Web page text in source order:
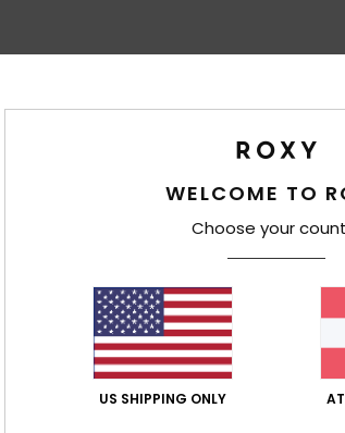
WELCOME TO
Choose your
US SHIPPING ONLY